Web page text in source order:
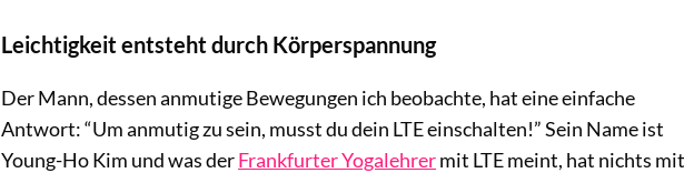
Leichtigkeit entsteht durch Körperspannung
Der Mann, dessen anmutige Bewegungen ich beobachte, hat eine einfache
Antwort: “Um anmutig zu sein, musst du dein LTE einschalten!” Sein Name ist
Young-Ho Kim und was derFrankfurter Yogalehrermit LTE meint, hat nichts mit